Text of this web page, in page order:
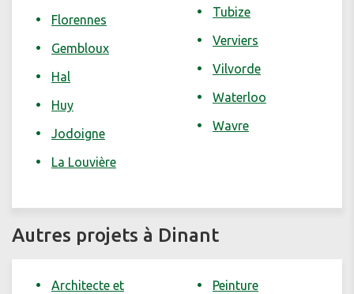
Florennes
Gembloux
Hal
Huy
Jodoigne
La Louvière
Tubize
Verviers
Vilvorde
Waterloo
Wavre
Autres projets à Dinant
Architecte et
Peinture